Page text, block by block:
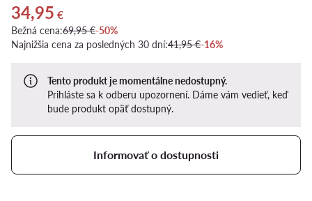
Aktuálna cena 34,95 €
34,95 €
Bežná cena:69,95 €-50%
Najnižšia cena za posledných 30 dní:41,95 €-16%
Tento produkt je momentálne nedostupný.
Prihláste sa k odberu upozornení. Dáme vám vedieť, keď
bude produkt opäť dostupný.
Informovať o dostupnosti